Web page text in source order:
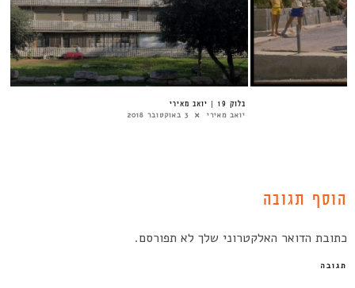
בלוק 19 | יואב מאירי
יואב מאירי 3 באוקטובר 2018
הוסף תגובה
כתובת הדואר האלקטרוני שלך לא תפורסם.
תגובה